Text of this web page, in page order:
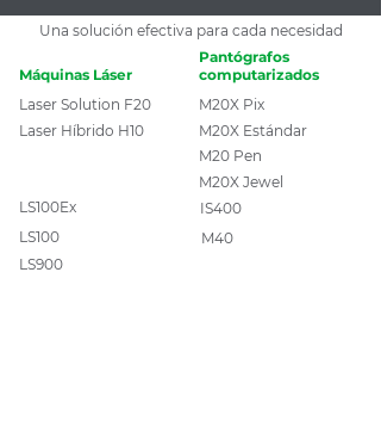
Una solución efectiva para cada necesidad
Máquinas Láser
Laser Solution F20
Laser Híbrido H10
Pantógrafos
computarizados
M20X Pix
M20X Estándar
M20 Pen
M20X Jewel
LS100Ex
LS100
IS400
M40
LS900